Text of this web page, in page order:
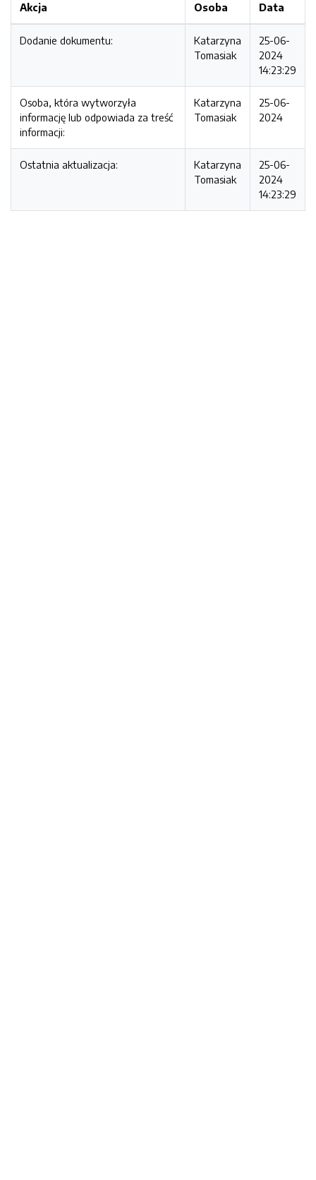
Akcja Osoba Data
Dodanie dokumentu:
Katarzyna
Tomasiak
25-06-
2024
14:23:29
Osoba, która wytworzyła
informację lub odpowiada za treść
informacji:
Katarzyna
Tomasiak
25-06-
2024
Ostatnia aktualizacja:
Katarzyna
Tomasiak
25-06-
2024
14:23:29